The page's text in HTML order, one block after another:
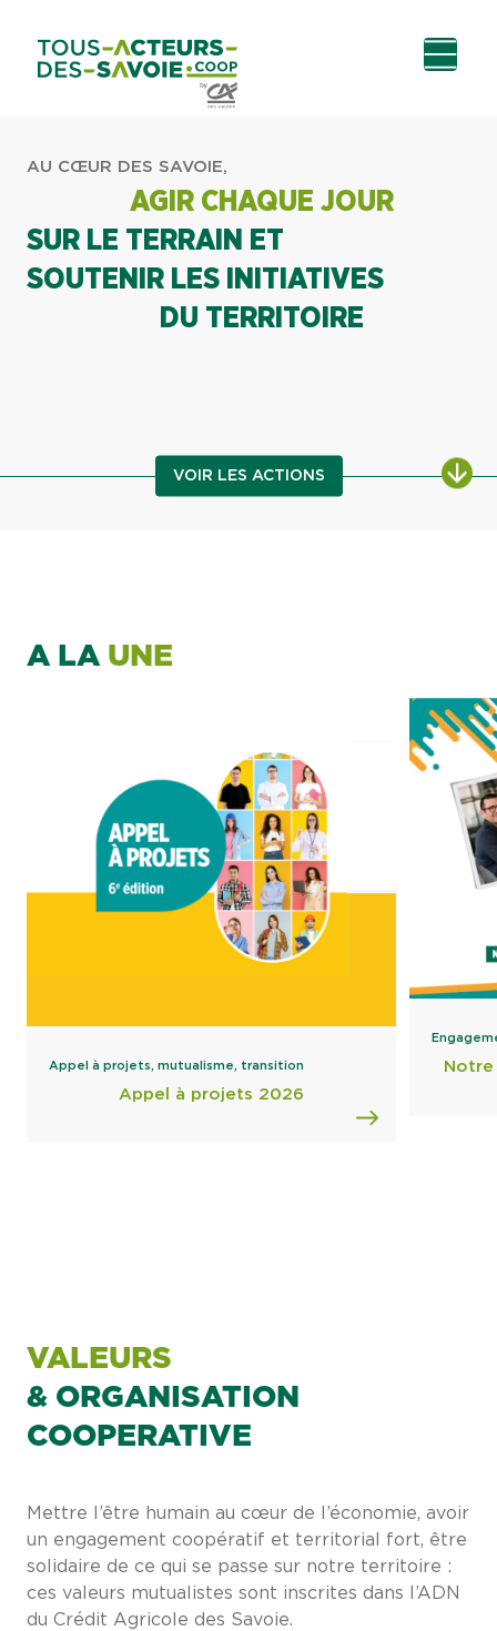
contenu
principal
AU CŒUR DES SAVOIE,
AGIR CHAQUE JOUR
SUR LE TERRAIN ET
SOUTENIR LES INITIATIVES
DU TERRITOIRE
VOIR LES ACTIONS
A LA UNE
Appel à projets, mutualisme, transition
Appel à projets 2026
VALEURS
& ORGANISATION
COOPERATIVE
Mettre l’être humain au cœur de l’économie, avoir
un engagement coopératif et territorial fort, être
solidaire de ce qui se passe sur notre territoire :
ces valeurs mutualistes sont inscrites dans l’ADN
du Crédit Agricole des Savoie.